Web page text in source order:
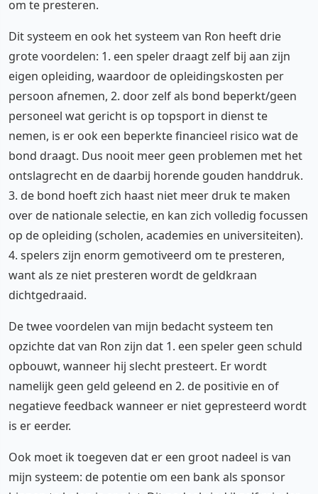
om te presteren.
Dit systeem en ook het systeem van Ron heeft drie
grote voordelen: 1. een speler draagt zelf bij aan zijn
eigen opleiding, waardoor de opleidingskosten per
persoon afnemen, 2. door zelf als bond beperkt/geen
personeel wat gericht is op topsport in dienst te
nemen, is er ook een beperkte financieel risico wat de
bond draagt. Dus nooit meer geen problemen met het
ontslagrecht en de daarbij horende gouden handdruk.
3. de bond hoeft zich haast niet meer druk te maken
over de nationale selectie, en kan zich volledig focussen
op de opleiding (scholen, academies en universiteiten).
4. spelers zijn enorm gemotiveerd om te presteren,
want als ze niet presteren wordt de geldkraan
dichtgedraaid.
De twee voordelen van mijn bedacht systeem ten
opzichte dat van Ron zijn dat 1. een speler geen schuld
opbouwt, wanneer hij slecht presteert. Er wordt
namelijk geen geld geleend en 2. de positivie en of
negatieve feedback wanneer er niet gepresteerd wordt
is er eerder.
Ook moet ik toegeven dat er een groot nadeel is van
mijn systeem: de potentie om een bank als sponsor